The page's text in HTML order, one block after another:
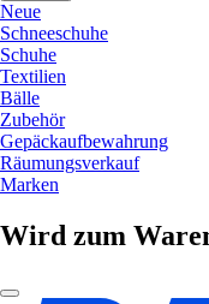
Neue
Schneeschuhe
Schuhe
Textilien
Bälle
Zubehör
Gepäckaufbewahrung
Räumungsverkauf
Marken
Wird zum